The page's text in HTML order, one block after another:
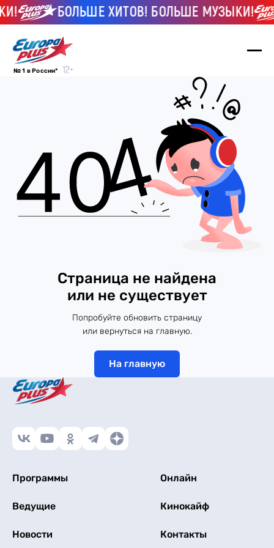
БОЛЬШЕ ХИТОВ! БОЛЬШЕ МУЗЫКИ!
№ 1 в России*
Страница не найдена
или не существует
Попробуйте обновить страницу
или вернуться на главную.
На главную
Программы Онлайн
Ведущие Кинокайф
Новости Контакты